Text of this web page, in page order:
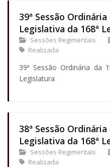
39ª Sessão Ordinária
Legislativa da 168ª
Sessões Regimentais
Realizada
39ª Sessão Ordinária da
Legislatura
38ª Sessão Ordinária
Legislativa da 168ª
Sessões Regimentais
Realizada